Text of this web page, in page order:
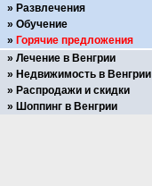
Развлечения
Обучение
Горячие предложения
Лечение в Венгрии
Недвижимость в Венгрии
Распродажи и скидки
Шоппинг в Венгрии